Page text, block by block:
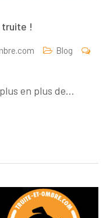
truite !
Blog
en plus de…